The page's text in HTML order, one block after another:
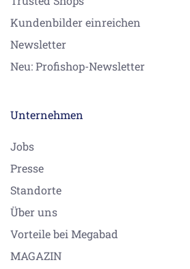
Kundenbilder einreichen
Newsletter
Neu: Profishop-Newsletter
Unternehmen
Jobs
Presse
Standorte
Über uns
Vorteile bei Megabad
MAGAZIN